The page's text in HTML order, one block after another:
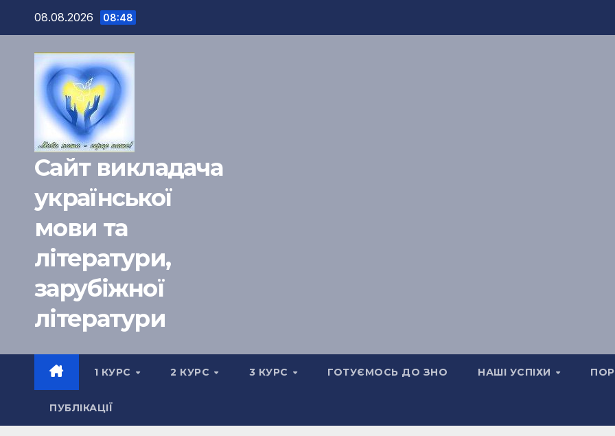
Перейти
содержимому
08.08.2026 08:48
Сайт викладача
української
мови та
літератури,
зарубіжної
літератури
1 КУРС 2 КУРС 3 КУРС ГОТУЄМОСЬ ДО ЗНО НАШІ УСПІХИ
ПУБЛІКАЦІЇ